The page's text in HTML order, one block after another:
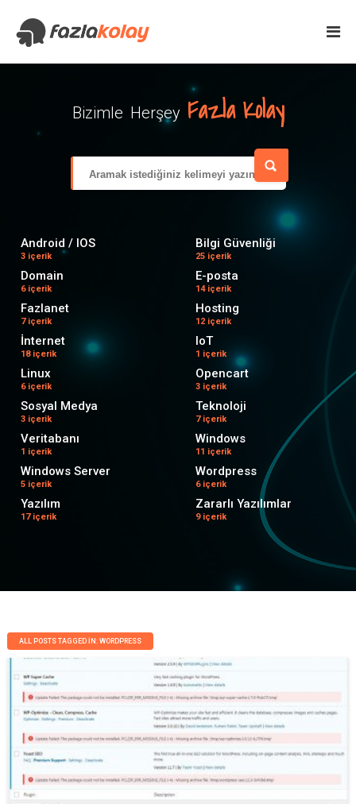
Bizimle Herşey Fazla Kolay
Android / IOS
3 içerik
Bilgi Güvenliği
25 içerik
Domain
6 içerik
E-posta
14 içerik
Fazlanet
7 içerik
Hosting
12 içerik
İnternet
18 içerik
IoT
1 içerik
Linux
6 içerik
Opencart
3 içerik
Sosyal Medya
3 içerik
Teknoloji
7 içerik
Veritabanı
1 içerik
Windows
11 içerik
Windows Server
5 içerik
Wordpress
6 içerik
Yazılım
17 içerik
Zararlı Yazılımlar
9 içerik
ALL POSTS TAGGED IN: WORDPRESS